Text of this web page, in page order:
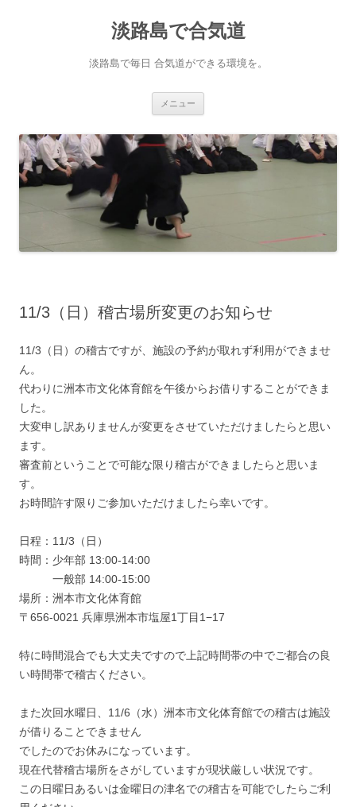
淡路島で合気道
淡路島で毎日 合気道ができる環境を。
メニュー
11/3（日）稽古場所変更のお知らせ
11/3（日）の稽古ですが、施設の予約が取れず利用ができませ
ん。
代わりに洲本市文化体育館を午後からお借りすることができま
した。
大変申し訳ありませんが変更をさせていただけましたらと思い
ます。
審査前ということで可能な限り稽古ができましたらと思いま
す。
お時間許す限りご参加いただけましたら幸いです。
日程：11/3（日）
時間：少年部 13:00-14:00
一般部 14:00-15:00
場所：洲本市文化体育館
〒656-0021 兵庫県洲本市塩屋1丁目1−17
特に時間混合でも大丈夫ですので上記時間帯の中でご都合の良
い時間帯で稽古ください。
また次回水曜日、11/6（水）洲本市文化体育館での稽古は施設
が借りることできません
でしたのでお休みになっています。
現在代替稽古場所をさがしていますが現状厳しい状況です。
この日曜日あるいは金曜日の津名での稽古を可能でしたらご利